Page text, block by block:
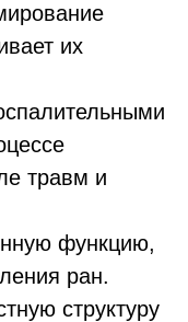
их
травм и
функцию,
ран.
структуру